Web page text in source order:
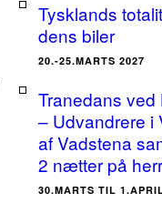
Tysklands
dens biler
20.-25.MARTS 2027
Tranedans
– Udvandrere i
af Vadstena
2 nætter på
30.MARTS TIL